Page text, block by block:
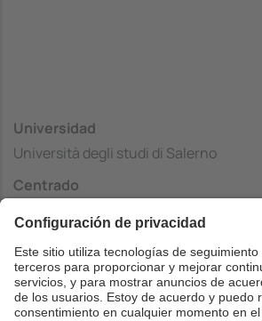
Universidad
Università degli studi di Salerno
Centrado
Faculty of Mathematical, Physical
Italia
Web